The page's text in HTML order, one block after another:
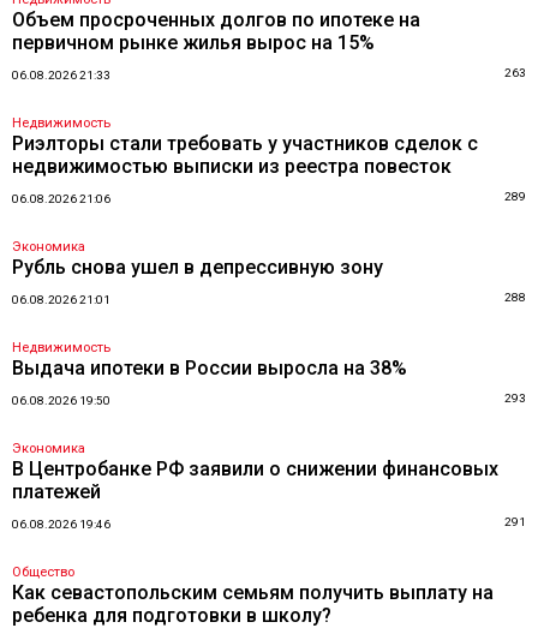
Объем просроченных долгов по ипотеке на
первичном рынке жилья вырос на 15%
06.08.2026 21:33 263
Недвижимость
Риэлторы стали требовать у участников сделок с
недвижимостью выписки из реестра повесток
06.08.2026 21:06 289
Экономика
Рубль снова ушел в депрессивную зону
06.08.2026 21:01 288
Недвижимость
Выдача ипотеки в России выросла на 38%
06.08.2026 19:50 293
Экономика
В Центробанке РФ заявили о снижении финансовых
платежей
06.08.2026 19:46 291
Общество
Как севастопольским семьям получить выплату на
ребенка для подготовки в школу?